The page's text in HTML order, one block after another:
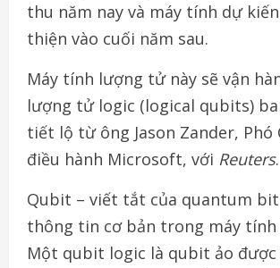
thu năm nay và máy tính dự
thiện vào cuối năm sau.
Máy tính lượng tử này sẽ vận
lượng tử logic (logical qubits)
tiết lộ từ ông Jason Zander, Phó
điều hành Microsoft, với Reuters.
Qubit – viết tắt của quantum bit
thông tin cơ bản trong máy
Một qubit logic là qubit ảo